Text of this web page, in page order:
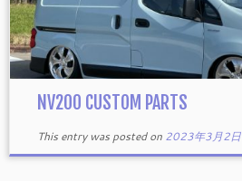
NV200 CUSTOM PARTS
This entry was posted on 2023年3月2日